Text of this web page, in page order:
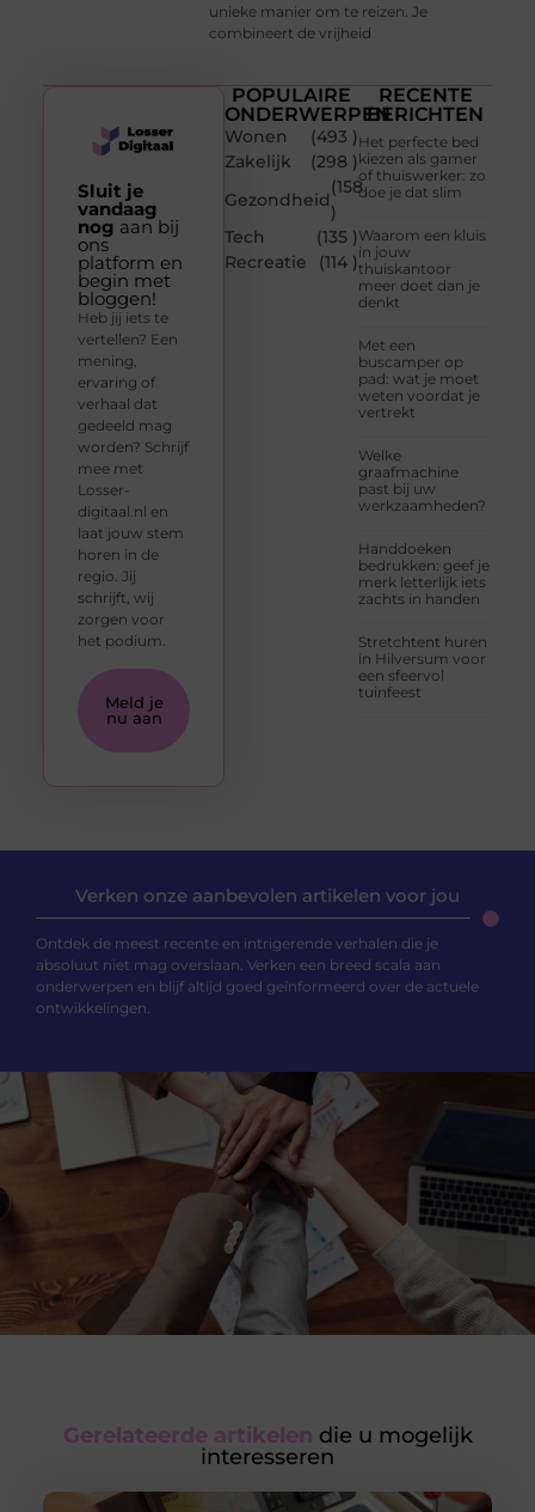
unieke manier om te reizen. Je
combineert de vrijheid
POPULAIRE
ONDERWERPEN
Wonen
(493 )
Zakelijk
(298 )
Gezondheid
(158
)
Tech
(135 )
Recreatie
(114 )
RECENTE
BERICHTEN
Het perfecte bed
kiezen als gamer
of thuiswerker: zo
doe je dat slim
Waarom een kluis
in jouw
thuiskantoor
meer doet dan je
denkt
Met een
buscamper op
pad: wat je moet
weten voordat je
vertrekt
Welke
graafmachine
past bij uw
werkzaamheden?
Handdoeken
bedrukken: geef je
merk letterlijk iets
zachts in handen
Stretchtent huren
in Hilversum voor
een sfeervol
tuinfeest
Sluit je
vandaag
nog aan bij
ons
platform en
begin met
bloggen!
Heb jij iets te
vertellen? Een
mening,
ervaring of
verhaal dat
gedeeld mag
worden? Schrijf
mee met
Losser-
digitaal.nl en
laat jouw stem
horen in de
regio. Jij
schrijft, wij
zorgen voor
het podium.
Meld je
nu aan
Verken onze aanbevolen artikelen voor jou
Ontdek de meest recente en intrigerende verhalen die je
absoluut niet mag overslaan. Verken een breed scala aan
onderwerpen en blijf altijd goed geïnformeerd over de actuele
ontwikkelingen.
Gerelateerde artikelen die u mogelijk
interesseren